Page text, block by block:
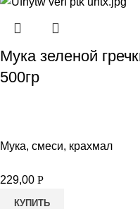
Мука зеленой
500гр
Мука, смеси, крахмал
229,00 Р
КУПИТЬ